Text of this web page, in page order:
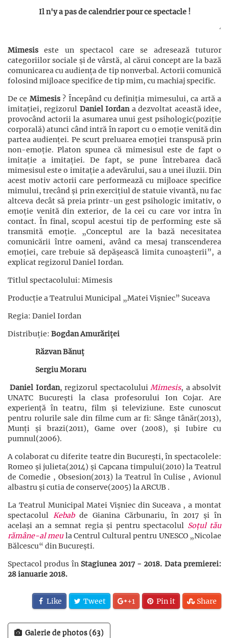
Il n'y a pas de calendrier pour ce spectacle !
Mimesis este un spectacol care se adresează tuturor
categoriilor sociale și de vârstă, al cărui concept are la bază
comunicarea cu audiența de tip nonverbal. Actorii comunică
folosind mijloace specifice de tip mim, cu machiaj specific.
De ce Mimesis ? Începând cu definiția mimesului, ca artă a
imitației, regizorul Daniel Iordana dezvoltat această idee,
provocând actorii la asumarea unui gest psihologic(poziție
corporală) atunci când intră în raport cu o emoție venită din
partea audienței. Pe scurt preluarea emoției transpusă prin
non-emoție. Platon spunea că mimesisul este de fapt o
imitație a imitației. De fapt, se pune întrebarea dacă
mimesisul este o imitație a adevărului, sau a unei iluzii. Din
acest motiv actorii care performează cu mijloace specifice
mimului, trecând și prin exercițiul de statuie vivantă, nu fac
altceva decât să preia printr-un gest psihologic imitativ, o
emoție venită din exterior, de la cei cu care vor intra în
contact. În final, scopul acestui tip de performing este să
transmită emoție. „Conceptul are la bază necesitatea
comunicării între oameni, având ca mesaj transcenderea
emoției, care trebuie să depășească limita cunoașterii”, a
explicat regizorul Daniel Iordan.
Titlul spectacolului: Mimesis
Producție a Teatrului Municipal „Matei Vișniec” Suceava
Regia: Daniel Iordan
Distribuție: Bogdan Amurăriței
Răzvan Bănuț
Sergiu Moraru
Daniel Iordan, regizorul spectacoluluiMimesis, a absolvit
UNATC București la clasa profesorului Ion Cojar. Are
experiență în teatru, film și televiziune. Este cunoscut
pentru rolurile sale din filme cum ar fi: Sânge tânăr(2013),
Munți și brazi(2011), Game over (2008), și Iubire cu
pumnul(2006).
A colaborat cu diferite teatre din București, în spectacolele:
Romeo și julieta(2014) și Capcana timpului(2010) la Teatrul
de Comedie , Obsesion(2013) la Teatrul în Culise , Avionul
albastru și cutia de conserve(2005) la ARCUB .
La Teatrul Municipal Matei Vișniec din Suceava , a montat
spectacolul Kebab de Gianina Cărbunariu, în 2017 și în
același an a semnat regia și pentru spectacolul Soțul tău
rămâne-al meula Centrul Cultural pentru UNESCO „Nicolae
Bălcescu“ din București.
Spectacol produs în Stagiunea 2017 - 2018. Data premierei:
28 ianuarie 2018.
Like Tweet +1 Pin it Share
Galerie de photos (63)